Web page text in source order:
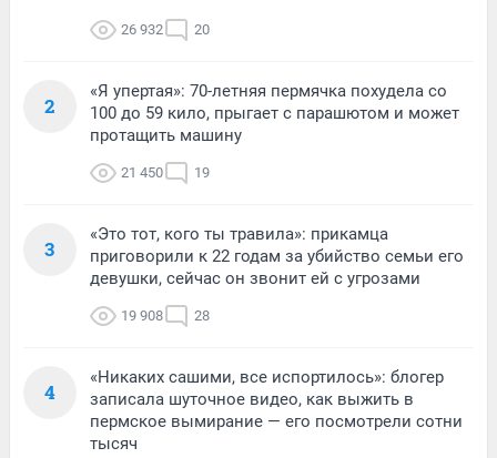
26 932 20
2
«Я упертая»: 70-летняя пермячка похудела со
100 до 59 кило, прыгает с парашютом и может
протащить машину
21 450 19
3
«Это тот, кого ты травила»: прикамца
приговорили к 22 годам за убийство семьи его
девушки, сейчас он звонит ей с угрозами
19 908 28
4
«Никаких сашими, все испортилось»: блогер
записала шуточное видео, как выжить в
пермское вымирание — его посмотрели сотни
тысяч